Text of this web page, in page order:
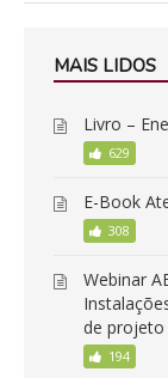
MAIS LIDOS
Livro –
629
E-Book
308
Webinar
de projeto
194